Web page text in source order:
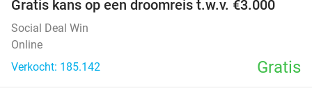
Gratis kans op een droomreis t.w.v. €3.000
Social Deal Win
Online
Verkocht: 185.142
Gratis